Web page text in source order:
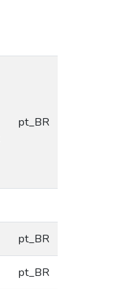
pt_BR
pt_BR
pt_BR